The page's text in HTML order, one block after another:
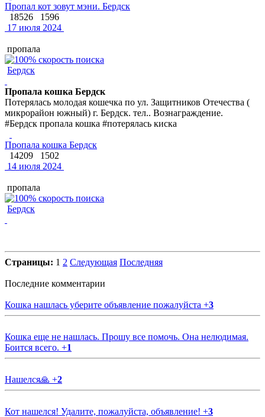
Пропал кот зовут мэни. Бердск
18526
1596
17 июля 2024
пропала
Бердск
Пропала кошка Бердск
Потерялась молодая кошечка по ул. Защитников Отечества (
микрорайон южный) г. Бердск. тел.. Вознаграждение.
#Бердск пропала кошка #потерялась киска
Пропала кошка Бердск
14209
1502
14 июля 2024
пропала
Бердск
Страницы: 1 2 Следующая Последняя
Последние комментарии
Кошка нашлась уберите объявление пожалуйста +3
Кошка еще не нашлась. Прошу все помочь. Она нелюдимая.
Боится всего. +1
Нашелся🙏 +2
Кот нашелся! Удалите, пожалуйста, объявление! +3